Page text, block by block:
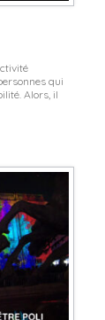
qui
Alors, il